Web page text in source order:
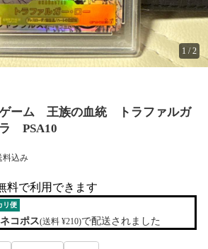
1 /2
ゲーム 王族の血統 トラファルガ
PSA10
料込み
料で利用できます
リ便
ネコポス(送料 ¥210)で配送されました